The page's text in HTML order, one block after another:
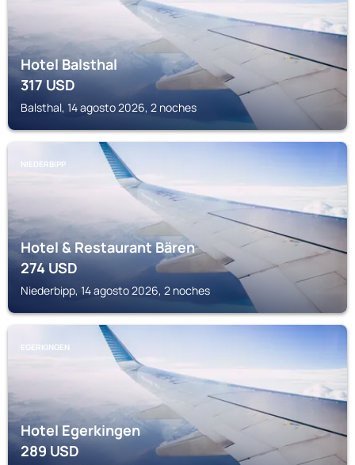
Hotel Balsthal
317USD
Balsthal, 14 agosto 2026, 2 noches
NIEDERBIPP
Hotel & Restaurant Bären
274USD
Niederbipp, 14 agosto 2026, 2 noches
EGERKINGEN
Hotel Egerkingen
289USD